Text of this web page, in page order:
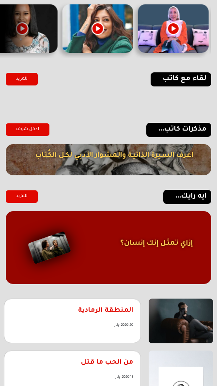
لقاء مع كاتب للمزيد
مذكرات كاتب... ادخل شوف
اعرف السيرة الذاتية والمشوار الأدبي لكل الكُتاب
ايه رايك... للمزيد
إزاي تمثل إنك إنسان؟
المنطقة الرمادية
20 July 2026
من الحب ما قتل
13 July 2026